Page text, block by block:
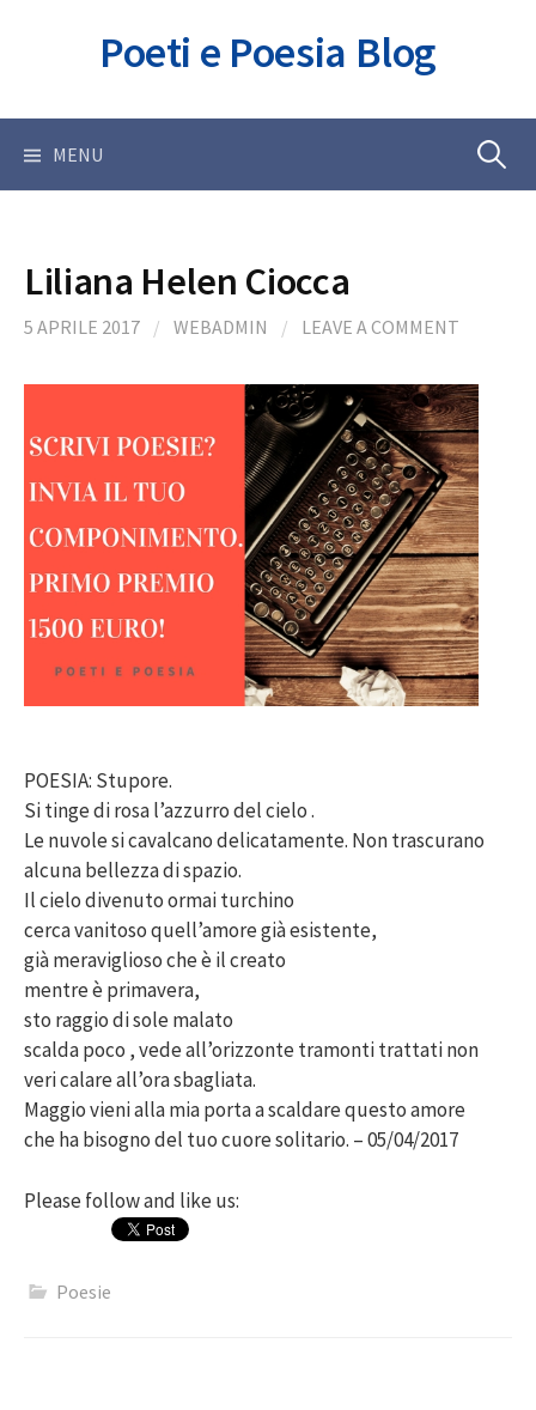
Poeti e Poesia Blog
MENU Ricerca
Liliana Helen Ciocca
5 APRILE 2017 / WEBADMIN / LEAVE A COMMENT
POESIA: Stupore.
Si tinge di rosa l’azzurro del cielo .
Le nuvole si cavalcano delicatamente. Non trascurano
alcuna bellezza di spazio.
Il cielo divenuto ormai turchino
cerca vanitoso quell’amore già esistente,
già meraviglioso che è il creato
mentre è primavera,
sto raggio di sole malato
scalda poco , vede all’orizzonte tramonti trattati non
veri calare all’ora sbagliata.
Maggio vieni alla mia porta a scaldare questo amore
che ha bisogno del tuo cuore solitario. – 05/04/2017
Please follow and like us:
Poesie